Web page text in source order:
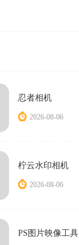
忍者相机
2026-08-06
柠云水印相机
2026-08-06
PS图片映像工具